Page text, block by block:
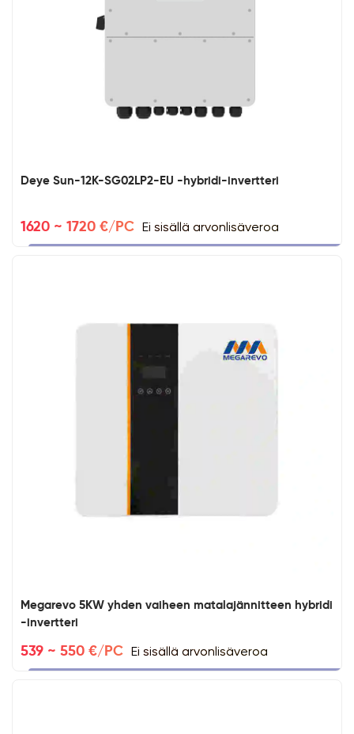
Deye Sun-12K-SG02LP2-EU -hybridi-invertteri
1620 ~ 1720 €/PC Ei sisällä arvonlisäveroa
Megarevo 5KW yhden vaiheen matalajännitteen hybridi
-invertteri
539 ~ 550 €/PC Ei sisällä arvonlisäveroa